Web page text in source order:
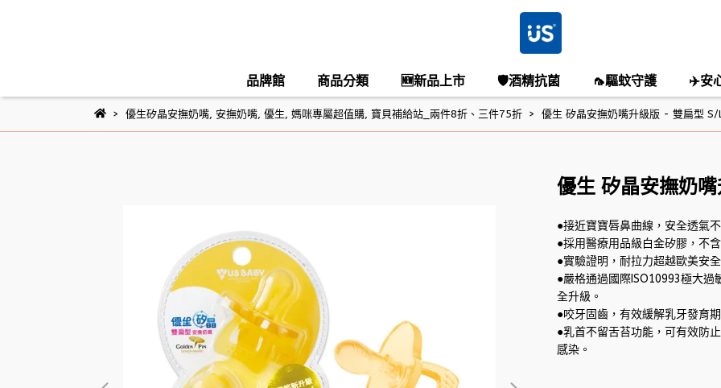
品牌館 商品分類 🆕新品上市 🛡️酒精抗菌 🦟驅蚊守護 ✈️安
優生矽晶安撫奶嘴, 安撫奶嘴, 優生 媽咪專屬超值購, 寶貝補給站_兩件8折、三件75折 優生 矽晶安撫奶嘴升級版 - 雙扁型 S/
優生 矽晶安撫奶
●接近寶寶唇鼻曲線，安全透氣
●採用醫療用品級白金矽膠，不
●實驗證明，耐拉力超越歐美安
●嚴格通過國際ISO10993極大
全升級。
●咬牙固齒，有效緩解乳牙發育
●乳首不留舌苔功能，可有效防
感染。